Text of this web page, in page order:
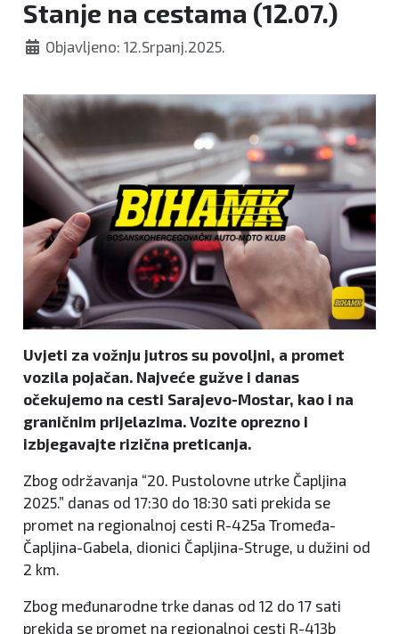
Stanje na cestama (12.07.)
Objavljeno: 12.Srpanj.2025.
Uvjeti za vožnju jutros su povoljni, a promet
vozila pojačan. Najveće gužve i danas
očekujemo na cesti Sarajevo-Mostar, kao i na
graničnim prijelazima. Vozite oprezno i
izbjegavajte rizična preticanja.
Zbog održavanja “20. Pustolovne utrke Čapljina
2025.” danas od 17:30 do 18:30 sati prekida se
promet na regionalnoj cesti R-425a Tromeđa-
Čapljina-Gabela, dionici Čapljina-Struge, u dužini od
2 km.
Zbog međunarodne trke danas od 12 do 17 sati
prekida se promet na regionalnoj cesti R-413b